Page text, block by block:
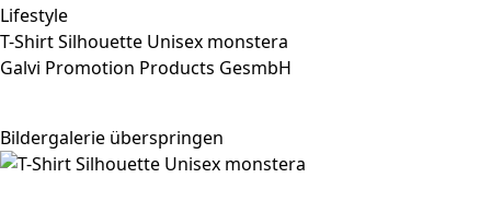
Lifestyle
T-Shirt Silhouette Unisex monstera
Galvi Promotion Products GesmbH
Bildergalerie überspringen